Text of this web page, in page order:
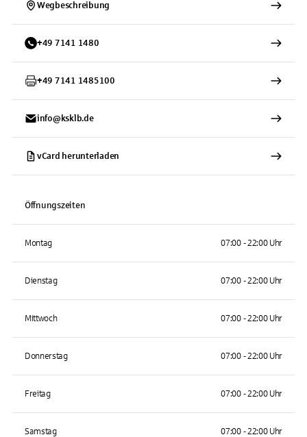
Wegbeschreibung
+49 7141 1480
+49 7141 1485100
info@ksklb.de
vCard herunterladen
Öffnungszeiten
Montag 07:00 - 22:00 Uhr
Dienstag 07:00 - 22:00 Uhr
Mittwoch 07:00 - 22:00 Uhr
Donnerstag 07:00 - 22:00 Uhr
Freitag 07:00 - 22:00 Uhr
Samstag 07:00 - 22:00 Uhr